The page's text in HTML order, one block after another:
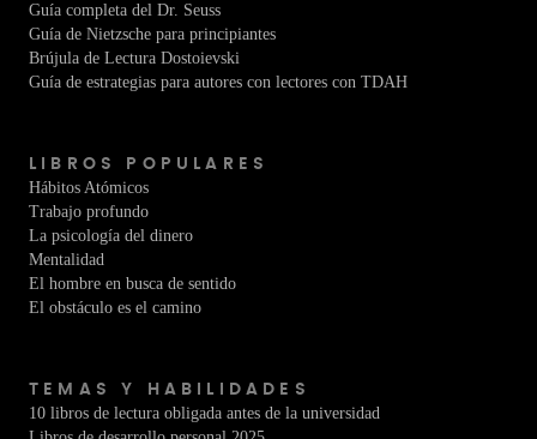
Guía completa del Dr. Seuss
Guía de Nietzsche para principiantes
Brújula de Lectura Dostoievski
Guía de estrategias para autores con lectores con TDAH
LIBROS POPULARES
Hábitos Atómicos
Trabajo profundo
La psicología del dinero
Mentalidad
El hombre en busca de sentido
El obstáculo es el camino
TEMAS Y HABILIDADES
10 libros de lectura obligada antes de la universidad